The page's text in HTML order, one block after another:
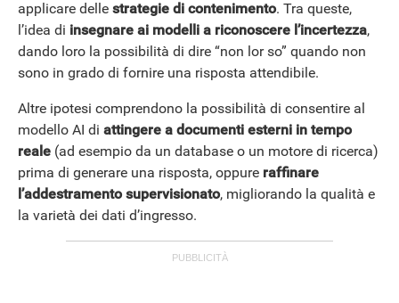
applicare delle strategie di contenimento. Tra queste,
l’idea di insegnare ai modelli a riconoscere l’incertezza,
dando loro la possibilità di dire “non lor so” quando non
sono in grado di fornire una risposta attendibile.
Altre ipotesi comprendono la possibilità di consentire al
modello AI di attingere a documenti esterni in tempo
reale (ad esempio da un database o un motore di ricerca)
prima di generare una risposta, oppure raffinare
l’addestramento supervisionato, migliorando la qualità e
la varietà dei dati d’ingresso.